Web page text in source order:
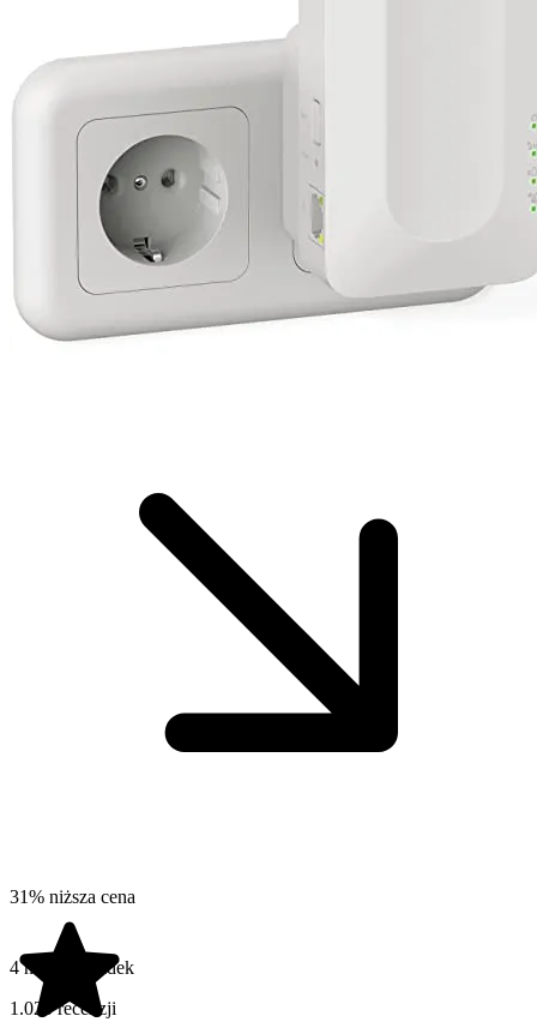
31% niższa cena
4 na 5 gwiazdek
1.020 recenzji